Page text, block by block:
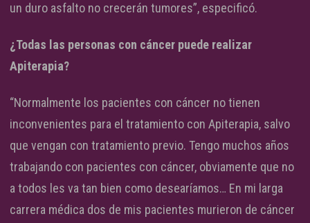
un duro asfalto no crecerán tumores”, especificó.
¿Todas las personas con cáncer puede realizar
Apiterapia?
“Normalmente los pacientes con cáncer no tienen
inconvenientes para el tratamiento con Apiterapia, salvo
que vengan con tratamiento previo. Tengo muchos años
trabajando con pacientes con cáncer, obviamente que no
a todos les va tan bien como desearíamos… En mi larga
carrera médica dos de mis pacientes murieron de cáncer